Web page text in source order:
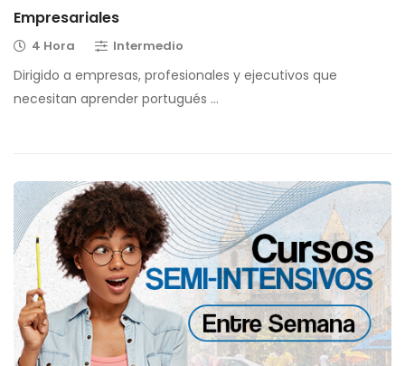
Empresariales
4 Hora Intermedio
Dirigido a empresas, profesionales y ejecutivos que
necesitan aprender portugués …